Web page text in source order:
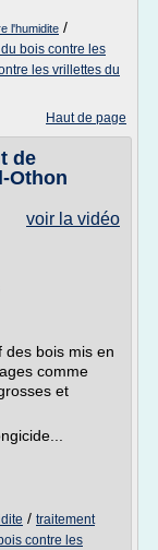
l'humidite /
bois contre les
les vrillettes du
Haut de page
de
Othon
voir la vidéo
des bois mis en
comme
et
/ traitement
contre les